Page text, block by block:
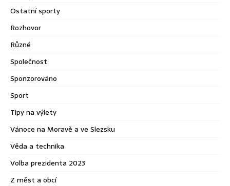
Ostatní sporty
Rozhovor
Různé
Společnost
Sponzorováno
Sport
Tipy na výlety
Vánoce na Moravě a ve Slezsku
Věda a technika
Volba prezidenta 2023
Z měst a obcí